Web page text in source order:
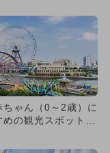
ちゃん（0～2歳）に
めの観光スポット12